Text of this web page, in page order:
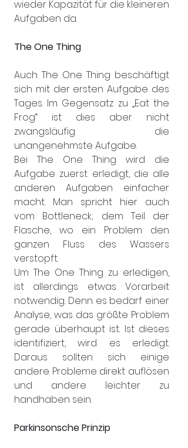
wieder Kapazität für die kleineren
Aufgaben da.
The One Thing
Auch The One Thing beschäftigt
sich mit der ersten Aufgabe des
Tages. Im Gegensatz zu „Eat the
Frog“ ist dies aber nicht
zwangsläufig die
unangenehmste Aufgabe.
Bei The One Thing wird die
Aufgabe zuerst erledigt, die alle
anderen Aufgaben einfacher
macht. Man spricht hier auch
vom Bottleneck; dem Teil der
Flasche, wo ein Problem den
ganzen Fluss des Wassers
verstopft.
Um The One Thing zu erledigen,
ist allerdings etwas Vorarbeit
notwendig. Denn es bedarf einer
Analyse, was das größte Problem
gerade überhaupt ist. Ist dieses
identifiziert, wird es erledigt.
Daraus sollten sich einige
andere Probleme direkt auflösen
und andere leichter zu
handhaben sein.
Parkinsonsche Prinzip